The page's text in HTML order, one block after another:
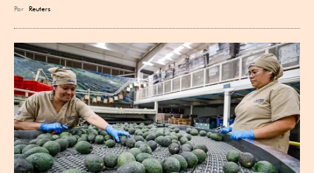
Por Reuters